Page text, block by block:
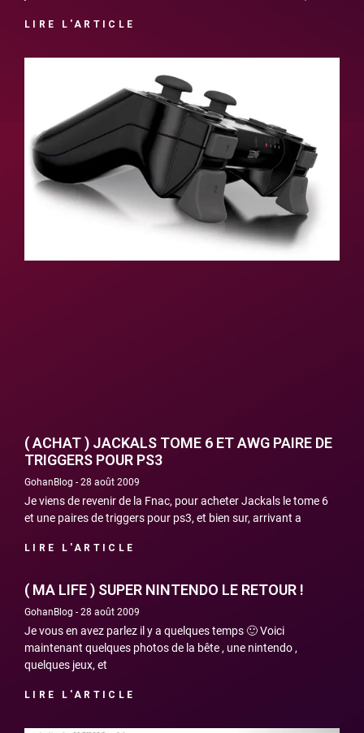
LIRE L'ARTICLE
( ACHAT ) JACKALS TOME 6 ET AWG PAIRE DE
TRIGGERS POUR PS3
GohanBlog 28 août 2009
Je viens de revenir de la Fnac, pour acheter Jackals le tome 6
et une paires de triggers pour ps3, et bien sur, arrivant a
LIRE L'ARTICLE
( MA LIFE ) SUPER NINTENDO LE RETOUR !
GohanBlog 28 août 2009
Je vous en avez parlez il y a quelques temps 🙂 Voici
maintenant quelques photos de la bête , une nintendo ,
quelques jeux, et
LIRE L'ARTICLE